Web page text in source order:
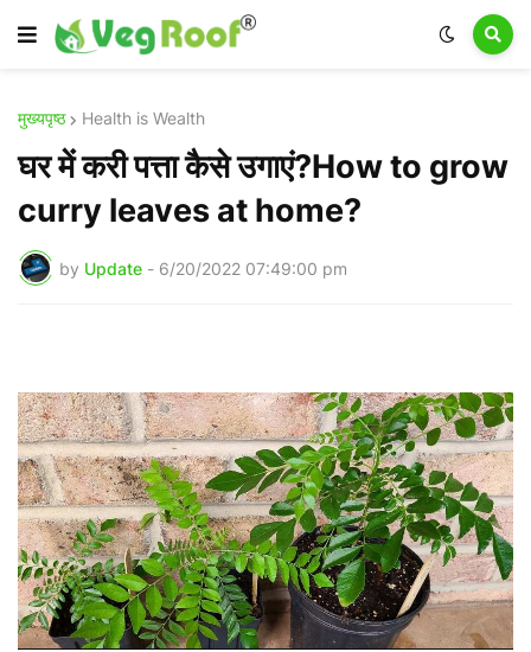
मुख्यपृष्ठ Health is Wealth
घर में करी पत्ता कैसे उगाएं?How to grow
curry leaves at home?
by Update - 6/20/2022 07:49:00 pm